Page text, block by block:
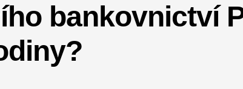
bankovnictví